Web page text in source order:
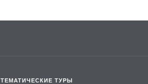
ТЕМАТИЧЕСКИЕ ТУРЫ